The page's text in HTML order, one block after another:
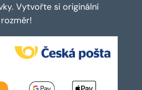
Vytvořte si originální